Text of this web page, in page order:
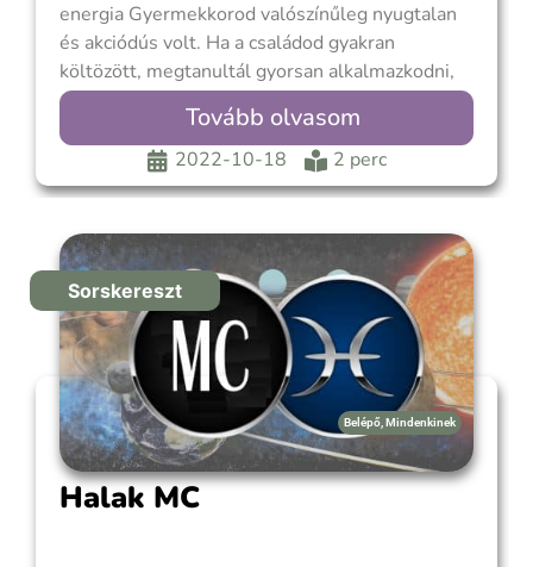
energia Gyermekkorod valószínűleg nyugtalan
és akciódús volt. Ha a családod gyakran
költözött, megtanultál gyorsan alkalmazkodni,
és erős függetlenségérzetet tudtál kialakítani.
Az impulzív érzelmek felboríthatták a békét
otthonodban, amikor a szüleid veszekednek,
vagy erőszakos, nem biztonságos környezet
amikor arra ösztönöztek,
Tovább olvasom
2022-10-18 2 perc
Sorskereszt
Belépő Mindenkinek
Halak MC